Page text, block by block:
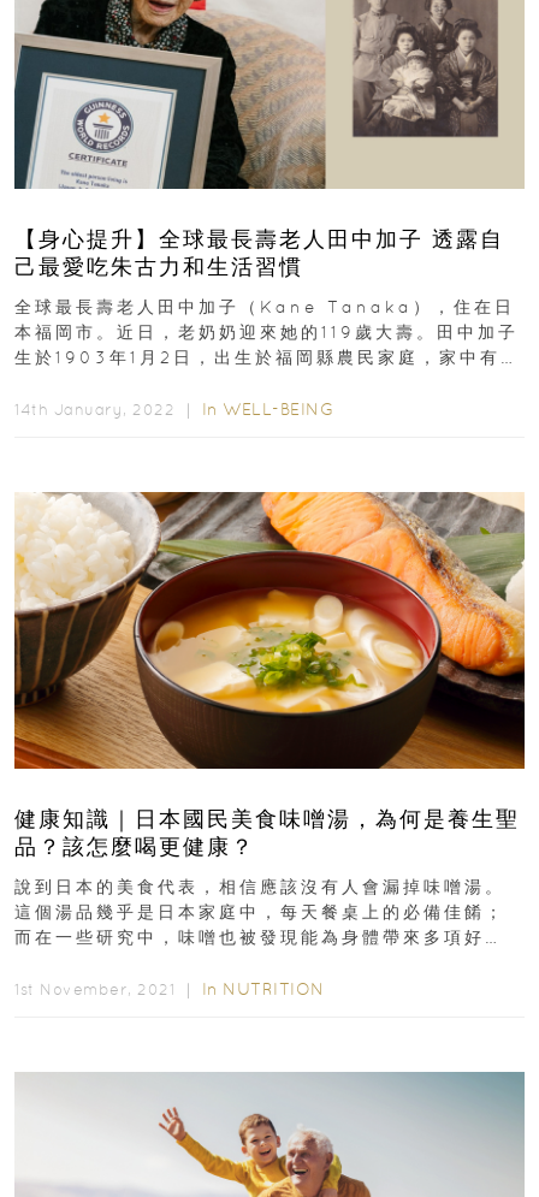
【身心提升】全球最長壽老人田中加子 透露自
己最愛吃朱古力和生活習慣
全球最長壽老人田中加子（Kane Tanaka），住在日
本福岡市。近日，老奶奶迎來她的119歲大壽。田中加子
生於1903年1月2日，出生於福岡縣農民家庭，家中有9
14th January, 2022 ｜ In WELL-BEING
健康知識｜日本國民美食味噌湯，為何是養生聖
品？該怎麼喝更健康？
說到日本的美食代表，相信應該沒有人會漏掉味噌湯。
這個湯品幾乎是日本家庭中，每天餐桌上的必備佳餚；
而在一些研究中，味噌也被發現能為身體帶來多項好
鹽...
1st November, 2021 ｜ In NUTRITION